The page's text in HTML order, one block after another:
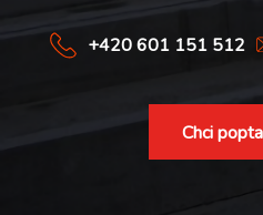
+420 601 151 512
Chci